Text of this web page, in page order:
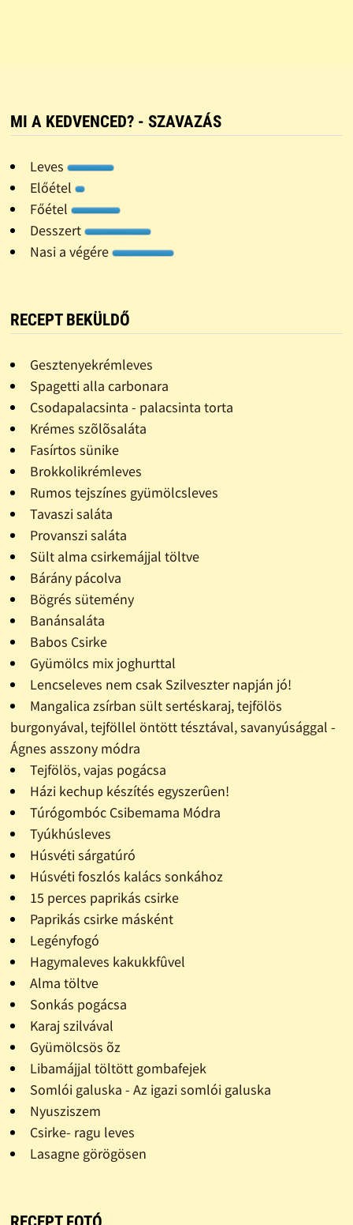
MI A KEDVENCED? - SZAVAZÁS
Leves
Előétel
Főétel
Desszert
Nasi a végére
RECEPT BEKÜLDŐ
Gesztenyekrémleves
Spagetti alla carbonara
Csodapalacsinta - palacsinta torta
Krémes szõlõsaláta
Fasírtos sünike
Brokkolikrémleves
Rumos tejszínes gyümölcsleves
Tavaszi saláta
Provanszi saláta
Sült alma csirkemájjal töltve
Bárány pácolva
Bögrés sütemény
Banánsaláta
Babos Csirke
Gyümölcs mix joghurttal
Lencseleves nem csak Szilveszter napján jó!
Mangalica zsírban sült sertéskaraj, tejfölös
burgonyával, tejföllel öntött tésztával, savanyúsággal -
Ágnes asszony módra
Tejfölös, vajas pogácsa
Házi kechup készítés egyszerûen!
Túrógombóc Csibemama Módra
Tyúkhúsleves
Húsvéti sárgatúró
Húsvéti foszlós kalács sonkához
15 perces paprikás csirke
Paprikás csirke másként
Legényfogó
Hagymaleves kakukkfûvel
Alma töltve
Sonkás pogácsa
Karaj szilvával
Gyümölcsös õz
Libamájjal töltött gombafejek
Somlói galuska - Az igazi somlói galuska
Nyusziszem
Csirke- ragu leves
Lasagne görögösen